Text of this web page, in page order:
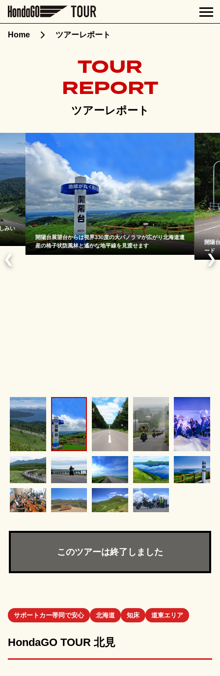
Home ツアーレポート
TOUR
REPORT
ツアーレポート
みい
開陽台展望台からは視界330度の大パノラマが広がり北海道遺
産の格子状防風林と遙かな地平線を見渡せます
開陽
ード
このツアーは終了しました
サポートカー帯同で安心 北海道 知床 道東エリア
HondaGO TOUR 北見